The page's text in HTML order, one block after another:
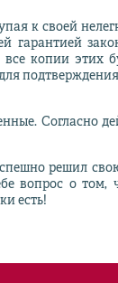
к своей
гарантией
копии этих
Согласно
решил
вопрос о
есть!